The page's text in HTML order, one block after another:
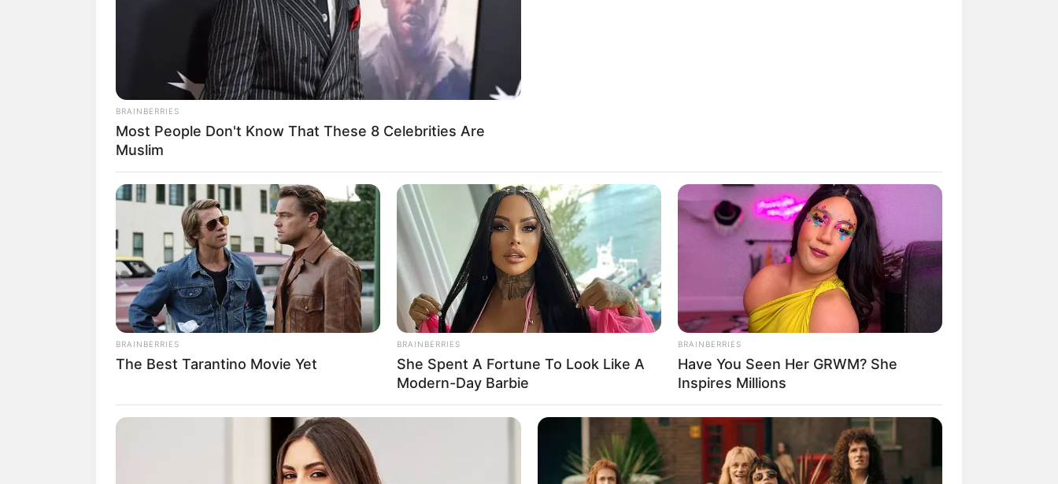
Yoriko Angeline
VOTE
Tempat Lahir:
Banjarmasin,Kalimantan
Selatan ,Indonesia
Penyanyi,
Serem! 9 Chat Ojek Online &
Pelanggan Ini Bikin Auto
Merinding
BRAINBERRIES
Most People Don't Know That These 8 Celebrities Are
Muslim
BRAINBERRIES
The Best Tarantino Movie Yet
BRAINBERRIES
She Spent A Fortune To Look Like A
Modern-Day Barbie
BRAINBERRIES
Have You Seen Her GRWM? She
Inspires Millions